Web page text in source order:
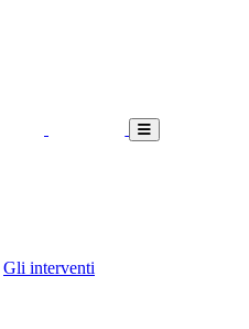
Gli interventi